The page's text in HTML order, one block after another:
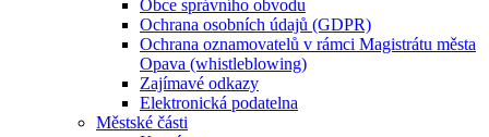
Obce správního obvodu
Ochrana osobních údajů (GDPR)
Ochrana oznamovatelů v rámci Magistrátu města
Opava (whistleblowing)
Zajímavé odkazy
Elektronická podatelna
Městské části